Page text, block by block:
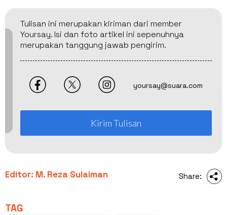
Tulisan ini merupakan kiriman dari member
Yoursay. Isi dan foto artikel ini sepenuhnya
merupakan tanggung jawab pengirim.
yoursay@suara.com
Kirim Tulisan
Editor: M. Reza Sulaiman Share:
TAG